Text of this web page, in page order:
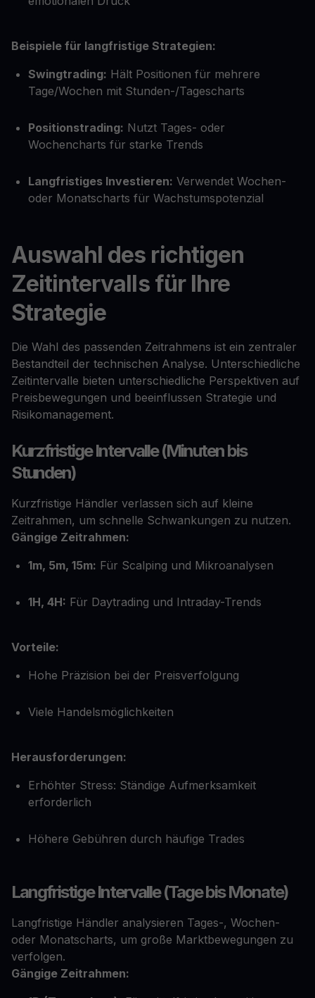
Beispiele für langfristige Strategien:
Swingtrading: Hält Positionen für mehrere
Tage/Wochen mit Stunden-/Tagescharts
Positionstrading: Nutzt Tages- oder
Wochencharts für starke Trends
Langfristiges Investieren: Verwendet Wochen-
oder Monatscharts für Wachstumspotenzial
Auswahl des richtigen
Zeitintervalls für Ihre
Strategie
Die Wahl des passenden Zeitrahmens ist ein zentraler
Bestandteil der technischen Analyse. Unterschiedliche
Zeitintervalle bieten unterschiedliche Perspektiven auf
Preisbewegungen und beeinflussen Strategie und
Risikomanagement.
Kurzfristige Intervalle (Minuten bis
Stunden)
Kurzfristige Händler verlassen sich auf kleine
Zeitrahmen, um schnelle Schwankungen zu nutzen.
Gängige Zeitrahmen:
1m, 5m, 15m: Für Scalping und Mikroanalysen
1H, 4H: Für Daytrading und Intraday-Trends
Vorteile:
Hohe Präzision bei der Preisverfolgung
Viele Handelsmöglichkeiten
Herausforderungen:
Erhöhter Stress: Ständige Aufmerksamkeit
erforderlich
Höhere Gebühren durch häufige Trades
Langfristige Intervalle (Tage bis Monate)
Langfristige Händler analysieren Tages-, Wochen-
oder Monatscharts, um große Marktbewegungen zu
verfolgen.
Gängige Zeitrahmen: